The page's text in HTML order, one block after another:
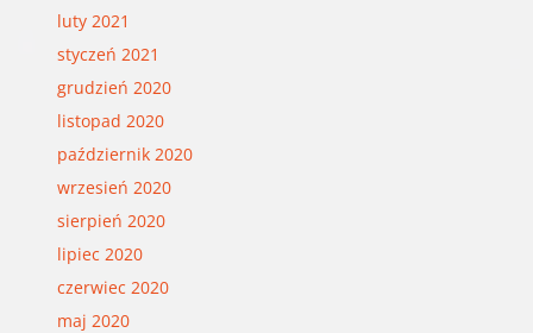
luty 2021
styczeń 2021
grudzień 2020
listopad 2020
październik 2020
wrzesień 2020
sierpień 2020
lipiec 2020
czerwiec 2020
maj 2020